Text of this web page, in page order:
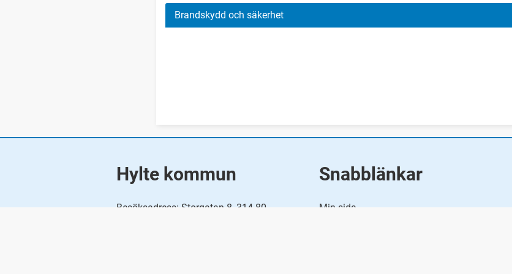
Brandskydd och säkerhet
Hylte kommun
Besöksadress: Storgatan 8, 314 80
Snabblänkar
Min sida